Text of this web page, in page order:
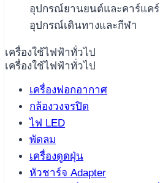
อุปกรณ์ยานยนต์และคาร์แคร์
อุปกรณ์เดินทางและกีฬา
เครื่องใช้ไฟฟ้าทั่วไป
เครื่องใช้ไฟฟ้าทั่วไป
เครื่องฟอกอากาศ
กล้องวงจรปิด
ไฟ LED
พัดลม
เครื่องดูดฝุ่น
หัวชาร์จ Adapter